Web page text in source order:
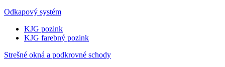
Odkapový systém
KJG pozink
KJG farebný pozink
Strešné okná a podkrovné schody